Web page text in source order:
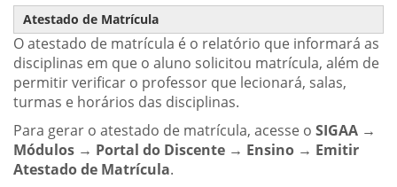
Atestado de Matrícula
O atestado de matrícula é o relatório que informará as
disciplinas em que o aluno solicitou matrícula, além de
permitir verificar o professor que lecionará, salas,
turmas e horários das disciplinas.
Para gerar o atestado de matrícula, acesse o SIGAA →
Módulos → Portal do Discente → Ensino → Emitir
Atestado de Matrícula.